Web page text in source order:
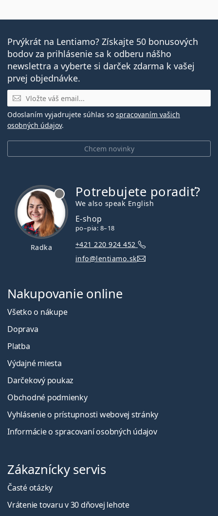
Prvýkrát na Lentiamo? Získajte 50 bonusových
bodov za prihlásenie sa k odberu nášho
newslettra a vyberte si darček zdarma k vašej
prvej objednávke.
E-mail
Chcem novinky
Odoslaním vyjadrujete súhlas so spracovaním vašich
osobných údajov.
Radka
Potrebujete poradiť?
We also speak English
E-shop
po–pia: 8–18
+421 220 924 452
info@lentiamo.sk
Nakupovanie online
Všetko o nákupe
Doprava
Platba
Výdajné miesta
Darčekový poukaz
Obchodné podmienky
Vyhlásenie o prístupnosti webovej stránky
Informácie o spracovaní osobných údajov
Zákaznícky servis
Časté otázky
Vrátenie tovaru v 30 dňovej lehote